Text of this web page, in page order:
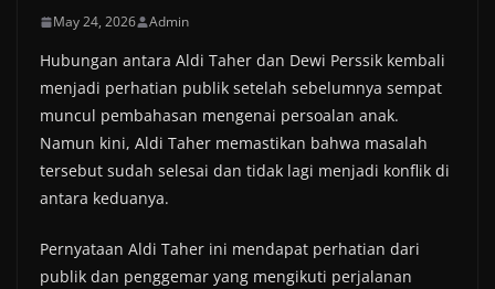
May 24, 2026 Admin
Hubungan antara Aldi Taher dan Dewi Perssik kembali
menjadi perhatian publik setelah sebelumnya sempat
muncul pembahasan mengenai persoalan anak.
Namun kini, Aldi Taher memastikan bahwa masalah
tersebut sudah selesai dan tidak lagi menjadi konflik di
antara keduanya.
Pernyataan Aldi Taher ini mendapat perhatian dari
publik dan penggemar yang mengikuti perjalanan